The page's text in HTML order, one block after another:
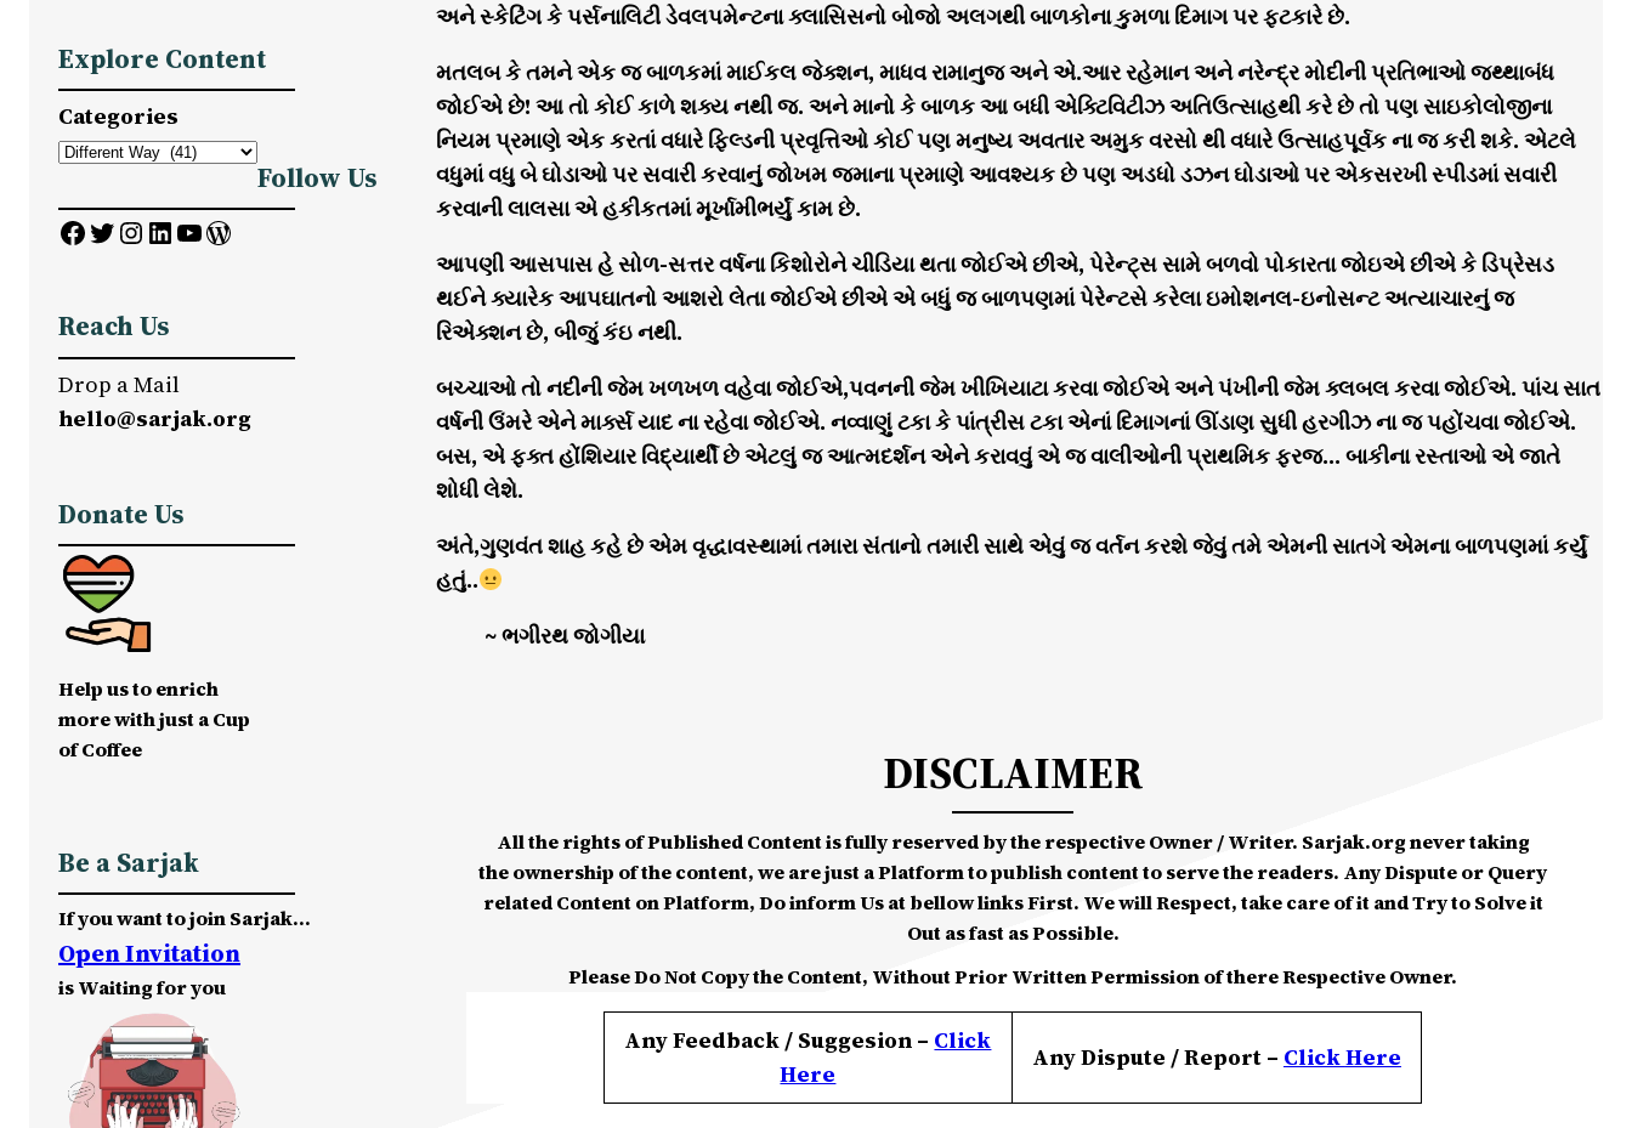
r
c
h
Explore Content
Categories
Follow Us
Facebook Twitter InstagramLinkedIn YouTube WordPress
Reach Us
Drop a Mail
hello@sarjak.org
Donate Us
Help us to enrich
more with just a Cup
of Coffee
Be a Sarjak
If you want to join Sarjak…
Open Invitation
is Waiting for you
અને સ્કેટિંગ કે પર્સનાલિટી ડેવલપમેન્ટના ક્લાસિસનો બોજો અલગથી બાળકોના કુમળા દિમાગ પર ફટકારે છે.
મતલબ કે તમને એક જ બાળકમાં માઈકલ જેક્શન, માધવ રામાનુજ અને એ.આર રહેમાન અને નરેન્દ્ર મોદીની પ્રતિભાઓ જથ્થાબંધ
જોઈએ છે! આ તો કોઈ કાળે શક્ય નથી જ. અને માનો કે બાળક આ બધી એક્ટિવિટીઝ અતિઉત્સાહથી કરે છે તો પણ સાઇકોલોજીના
નિયમ પ્રમાણે એક કરતાં વધારે ફિલ્ડની પ્રવૃત્તિઓ કોઈ પણ મનુષ્ય અવતાર અમુક વરસો થી વધારે ઉત્સાહપૂર્વક ના જ કરી શકે. એટલે
વધુમાં વધુ બે ઘોડાઓ પર સવારી કરવાનું જોખમ જમાના પ્રમાણે આવશ્યક છે પણ અડધો ડઝન ઘોડાઓ પર એકસરખી સ્પીડમાં સવારી
કરવાની લાલસા એ હકીકતમાં મૂર્ખામીભર્યું કામ છે.
આપણી આસપાસ હે સોળ-સત્તર વર્ષના કિશોરોને ચીડિયા થતા જોઈએ છીએ, પેરેન્ટ્સ સામે બળવો પોકારતા જોઇએ છીએ કે ડિપ્રેસડ
થઈને ક્યારેક આપઘાતનો આશરો લેતા જોઈએ છીએ એ બધું જ બાળપણમાં પેરેન્ટસે કરેલા ઇમોશનલ-ઇનોસન્ટ અત્યાચારનું જ
રિએક્શન છે, બીજું કંઇ નથી.
બચ્ચાઓ તો નદીની જેમ ખળખળ વહેવા જોઈએ,પવનની જેમ ખીખિયાટા કરવા જોઈએ અને પંખીની જેમ ક્લબલ કરવા જોઈએ. પાંચ સાત
વર્ષની ઉંમરે એને માર્ક્સ યાદ ના રહેવા જોઈએ. નવ્વાણું ટકા કે પાંત્રીસ ટકા એનાં દિમાગનાં ઊંડાણ સુધી હરગીઝ ના જ પહોંચવા જોઈએ.
બસ, એ ફક્ત હોંશિયાર વિદ્યાર્થી છે એટલું જ આત્મદર્શન એને કરાવવું એ જ વાલીઓની પ્રાથમિક ફરજ… બાકીના રસ્તાઓ એ જાતે
શોધી લેશે.
અંતે,ગુણવંત શાહ કહે છે એમ વૃદ્ધાવસ્થામાં તમારા સંતાનો તમારી સાથે એવું જ વર્તન કરશે જેવું તમે એમની સાતગે એમના બાળપણમાં કર્યું
હતું..
~ ભગીરથ જોગીયા
DISCLAIMER
All the rights of Published Content is fully reserved by the respective Owner / Writer. Sarjak.org never taking
the ownership of the content, we are just a Platform to publish content to serve the readers. Any Dispute or Query
related Content on Platform, Do inform Us at bellow links First. We will Respect, take care of it and Try to Solve it
Out as fast as Possible.
Please Do Not Copy the Content, Without Prior Written Permission of there Respective Owner.
Any Feedback / Suggesion – Click
Here
Any Dispute / Report – ClickHere